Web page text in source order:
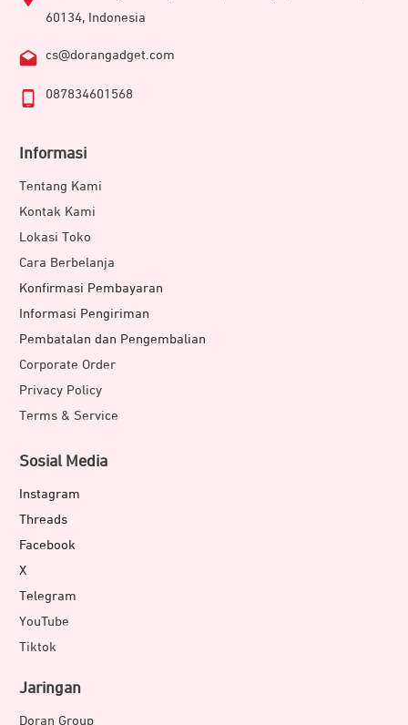
60134, Indonesia
cs@dorangadget.com
087834601568
Informasi
Tentang Kami
Kontak Kami
Lokasi Toko
Cara Berbelanja
Konfirmasi Pembayaran
Informasi Pengiriman
Pembatalan dan Pengembalian
Corporate Order
Privacy Policy
Terms & Service
Sosial Media
Instagram
Threads
Facebook
X
Telegram
YouTube
Tiktok
Jaringan
Doran Group